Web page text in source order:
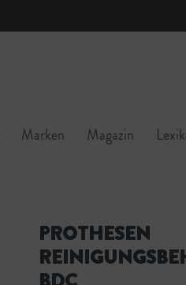
Marken Magazin
PROTHESEN